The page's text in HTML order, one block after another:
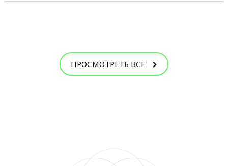
ПРОСМОТРЕТЬ ВСЕ